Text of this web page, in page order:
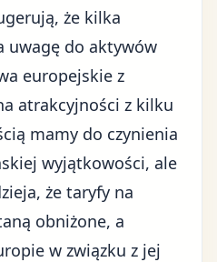
że kilka
uwagę do aktywów
europejskie z
atrakcyjności z kilku
mamy do czynienia
wyjątkowości, ale
że taryfy na
obniżone, a
w związku z jej